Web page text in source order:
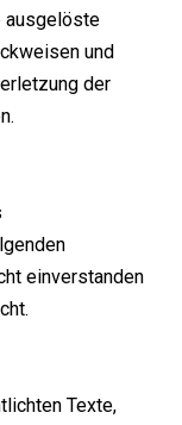
ausgelöste
und
der
einverstanden
Texte,